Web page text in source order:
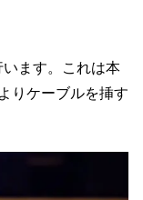
ます。これは本
りケーブルを挿す